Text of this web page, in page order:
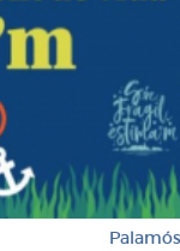
Palamós